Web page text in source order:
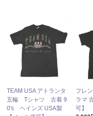
TEAM USA アトランタ
五輪 Tシャツ 古着 9
0's ヘインズ USA製
フレ
ラマ
可】